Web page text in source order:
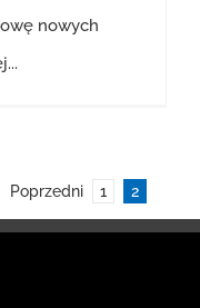
nowych
Poprzedni 1 2